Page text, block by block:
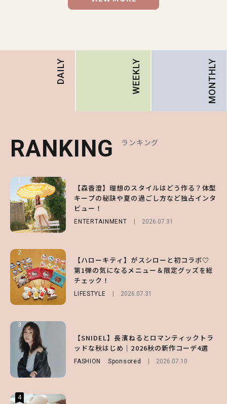
DAILY WEEKLY MONTHLY
RANKING ランキング
1
【森香澄】理想のスタイルはどう作る？体型
キープの秘訣や夏の過ごし方など独占インタ
ビュー！
ENTERTAINMENT 2026.07.31
2
【ハローキティ】がスシローと初コラボ♡
第1弾の気になるメニュー＆限定グッズを総
チェック！
LIFESTYLE 2026.07.31
3
【SNIDEL】長濱ねるとロマンティックトラ
ッドな秋はじめ｜2026秋の新作コーデ4選
FASHION Sponsored 2026.07.10
4
RANKING ランキング
1
【ハローキティ】がスシローと初コラボ♡
第1弾の気になるメニュー＆限定グッズを総
チェック！
LIFESTYLE 2026.07.31
2
【齋藤飛鳥】人生初のロブに！「意外としっ
くりくるし、すごく新鮮で心地いい」ヘアカ
ットの様子を独占でお届け♡
ENTERTAINMENT 2026.07.30
3
る⁉ 39店舗限定『My フルーツ³ フラペチー
ノ®』を徹底レポ♡
2026.07.30
4
RANKING ランキング
1
【SNIDEL】長濱ねるとロマンティックトラ
ッドな秋はじめ｜2026秋の新作コーデ4選
2
【付録】総柄ハローキティが可愛すぎ♡ 紀
ノ国屋コラボの“優秀保冷バッグ”は夏の強
い味方！【オトナミューズ9月号増刊】
FUROKU 2026.07.12
3
げなく肌見せ！透け感のニュアンスを楽しめ
るマストハブアイテム4選
4